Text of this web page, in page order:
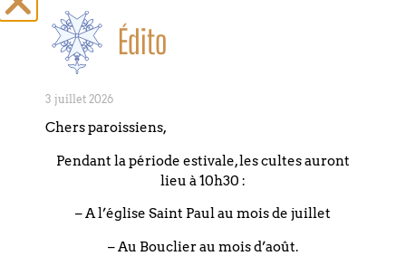
Édito
3 juillet 2026
Chers paroissiens,
Pendant la période estivale, les cultes auront
lieu à 10h30 :
– A l’église Saint Paul au mois de juillet
– Au Bouclier au mois d’août.